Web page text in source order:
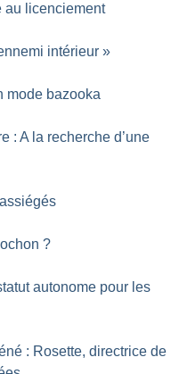
au licenciement
intérieur »
mode bazooka
: A la recherche d’une
?
autonome pour les
: Rosette, directrice de